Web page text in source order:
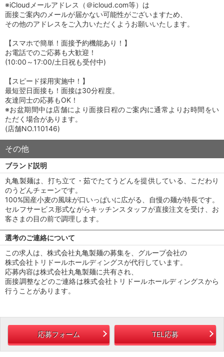
※iCloudメールアドレス（＠icloud.com等）は
面接ご案内のメールが届かない可能性がございますため、
その他のアドレスをご入力いただくようお願いいたします。
【スマホで簡単！面接予約機能あり！】
お電話でのご応募も大歓迎！
(10:00～17:00/土日祝も受付中)
【スピード採用実施中！】
最短翌日面接も！面接は30分程度。
友達同士の応募もOK！
※お盆期間中は店舗により面接日程のご案内に通常よりお時間をい
ただく場合があります。
(店舗NO.110146)
その他
ブランド説明
丸亀製麺は、打ち立て・茹でたてうどんを提供している、こだわり
のうどんチェーンです。
100%国産小麦の風味が口いっぱいに広がる、自慢の麺が特長です。
セルフサービス形式ながらキッチンスタッフが直接注文を受け、お
客さまの目の前で調理します。
選考のご連絡について
この求人は、株式会社丸亀製麺の募集を、グループ会社の
株式会社トリドールホールディングスが代行しています。
応募内容は株式会社丸亀製麺に共有され、
面接調整などのご連絡は株式会社トリドールホールディングスから
行うことがあります。
応募フォーム TEL応募